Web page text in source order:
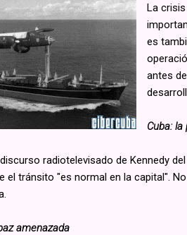
La
es
antes
Cuba:
radiotelevisado de Kennedy
el tránsito "es normal en la capital".
amenazada